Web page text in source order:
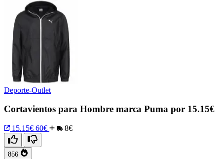
Deporte-Outlet
Cortavientos para Hombre marca Puma por 15.15€
15.15€ 60€ 8€
856